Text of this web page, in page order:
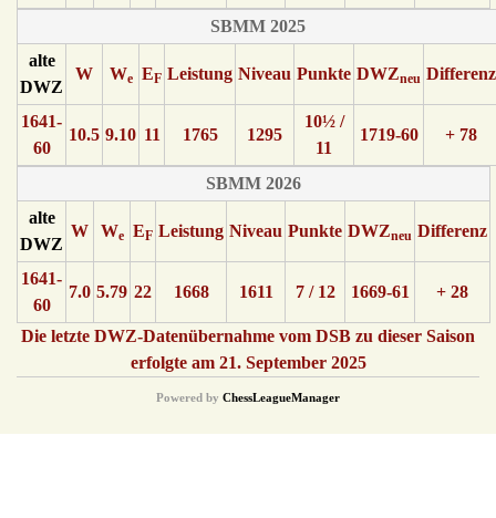
SBMM 2025
alte
DWZ
W We EF Leistung Niveau Punkte DWZneu Differenz
1641-
60
10.5 9.10 11 1765 1295
10½ /
11
1719-60 + 78
SBMM 2026
alte
DWZ
W We EF Leistung Niveau Punkte DWZneu Differenz
1641-
60
7.0 5.79 22 1668 1611 7 / 12 1669-61 + 28
Die letzte DWZ-Datenübernahme vom DSB zu dieser Saison
erfolgte am 21. September 2025
Powered by ChessLeagueManager